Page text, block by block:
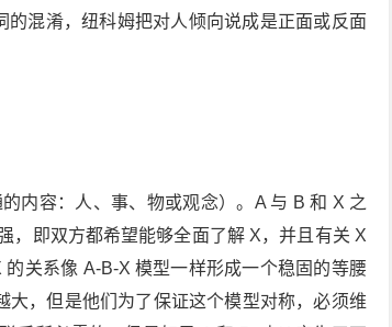
的混淆，纽科姆把对人倾向说成是正面或反面
内容：人、事、物或观念）。A 与 B 和 X 之
，即双方都希望能够全面了解 X，并且有关 X
关系像 A-B-X 模型一样形成一个稳固的等腰
大，但是他们为了保证这个模型对称，必须维